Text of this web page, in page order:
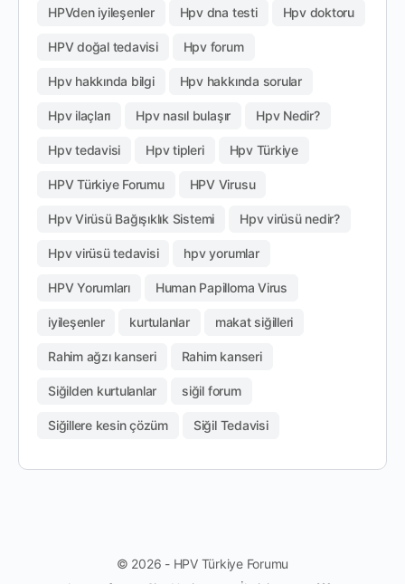
HPVden iyileşenler Hpv dna testi Hpv doktoru
HPV doğal tedavisi Hpv forum
Hpv hakkında bilgi Hpv hakkında sorular
Hpv ilaçları Hpv nasıl bulaşır Hpv Nedir?
Hpv tedavisi Hpv tipleri Hpv Türkiye
HPV Türkiye Forumu HPV Virusu
Hpv Virüsü Bağışıklık Sistemi Hpv virüsü nedir?
Hpv virüsü tedavisi hpv yorumlar
HPV Yorumları Human Papilloma Virus
iyileşenler kurtulanlar makat siğilleri
Rahim ağzı kanseri Rahim kanseri
Siğilden kurtulanlar siğil forum
Siğillere kesin çözüm Siğil Tedavisi
© 2026 - HPV Türkiye Forumu